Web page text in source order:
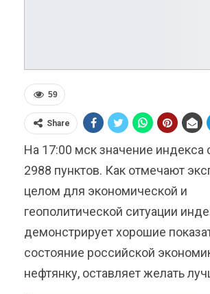
59
Share
На 17:00 мск значение индекса
2988 пунктов. Как отмечают
целом для экономической и
геополитической ситуации
демонстрирует хорошие
состояние российской
нефтянку, оставляет желать